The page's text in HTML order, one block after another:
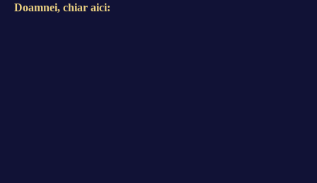
Doamnei, chiar aici: